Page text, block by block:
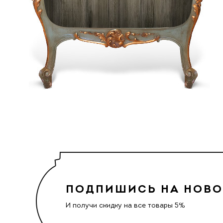
ПОДПИШИСЬ НА
И получи скидку на все товары 5%